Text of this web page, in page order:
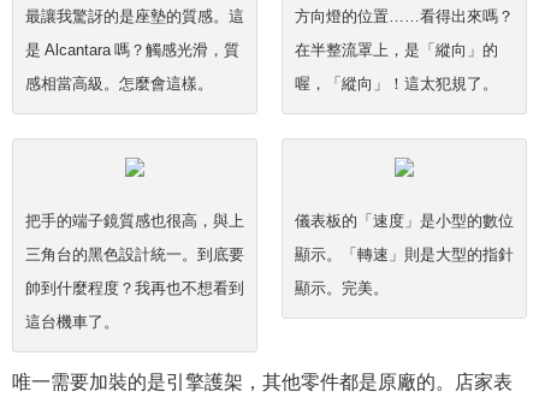
最讓我驚訝的是座墊的質感。這
是 Alcantara 嗎？觸感光滑，質
感相當高級。怎麼會這樣。
方向燈的位置……看得出來嗎？
在半整流罩上，是「縱向」的
喔，「縱向」！這太犯規了。
把手的端子鏡質感也很高，與上
三角台的黑色設計統一。到底要
帥到什麼程度？我再也不想看到
這台機車了。
儀表板的「速度」是小型的數位
顯示。「轉速」則是大型的指針
顯示。完美。
唯一需要加裝的是引擎護架，其他零件都是原廠的。店家表